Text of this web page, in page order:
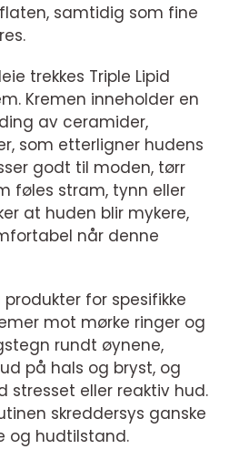
samtidig som fine
trekkes Triple Lipid
Kremen inneholder en
av ceramider,
som etterligner hudens
godt til moden, tørr
føles stram, tynn eller
at huden blir mykere,
når denne
for spesifikke
mot mørke ringer og
rundt øynene,
på hals og bryst, og
stresset eller reaktiv hud.
skreddersys ganske
og hudtilstand.